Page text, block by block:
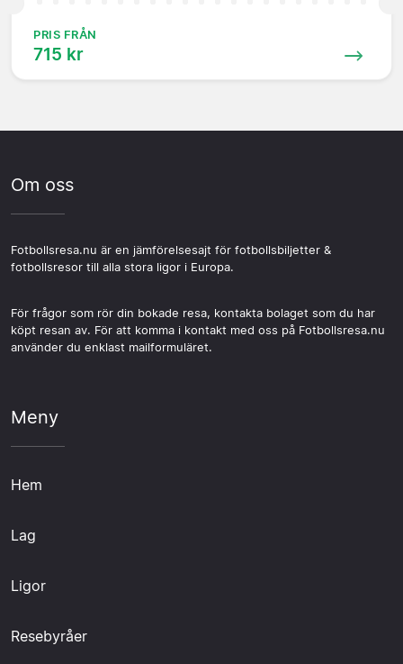
PRIS FRÅN
715 kr
Om oss
Fotbollsresa.nu är en jämförelsesajt för fotbollsbiljetter &
fotbollsresor till alla stora ligor i Europa.
För frågor som rör din bokade resa, kontakta bolaget som du har
köpt resan av. För att komma i kontakt med oss på Fotbollsresa.nu
använder du enklast mailformuläret.
Meny
Hem
Lag
Ligor
Resebyråer